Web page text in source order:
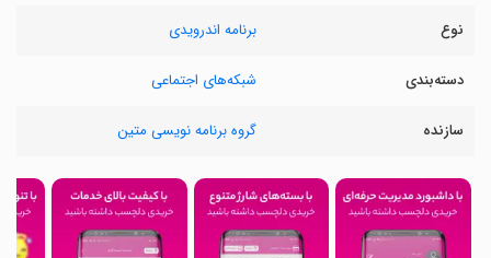
نوع برنامه اندرویدی
دسته‌بندی شبکه‌های اجتماعی
سازنده گروه برنامه نویسی متین